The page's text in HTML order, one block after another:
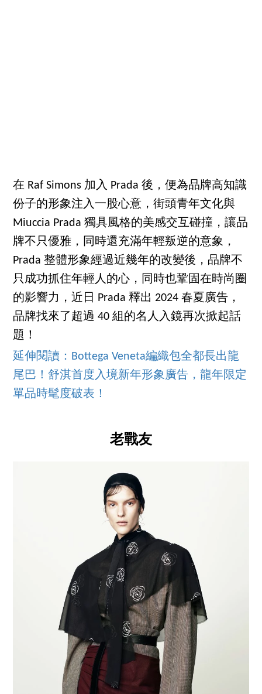
在 Raf Simons 加入 Prada 後，便為品牌高知識
份子的形象注入一股心意，街頭青年文化與
Miuccia Prada 獨具風格的美感交互碰撞，讓品
牌不只優雅，同時還充滿年輕叛逆的意象，
Prada 整體形象經過近幾年的改變後，品牌不
只成功抓住年輕人的心，同時也鞏固在時尚圈
的影響力，近日 Prada 釋出 2024 春夏廣告，
品牌找來了超過 40 組的名人入鏡再次掀起話
題！
延伸閱讀：Bottega Veneta編織包全都長出龍
尾巴！舒淇首度入境新年形象廣告，龍年限定
單品時髦度破表！
老戰友